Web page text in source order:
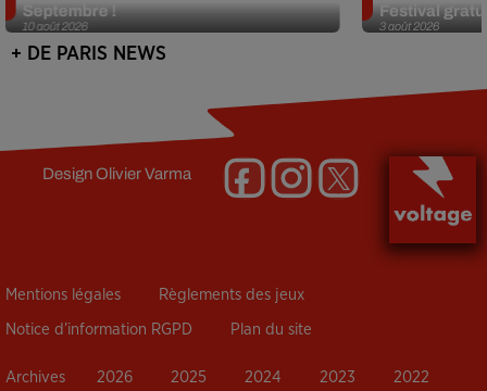
10 août 2026
Septembre !
3 août 2026
Festival
+ DE PARIS NEWS
DesignOlivier Varma
Mentions légales Règlements des jeux
Notice d’information RGPD Plan du site
Archives 2026 2025 2024 2023 2022